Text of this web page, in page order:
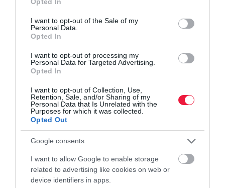
use your data for below specified purposes in below Google
consent section.
I want to opt-out of the Sale of my
Personal Data.
Opted In
I want to opt-out of processing my
Personal Data for Targeted Advertising.
Opted In
I want to opt-out of Collection, Use,
Retention, Sale, and/or Sharing of my
Personal Data that Is Unrelated with the
Purposes for which it was collected.
Opted Out
Google consents
I want to allow Google to enable storage
related to advertising like cookies on web or
device identifiers in apps.
A felsőoktatási képzések hivatalos ponthatárainak kihirdetésével
egyetemre és főiskolára felvételt nyert hallgató keres lakhatást,